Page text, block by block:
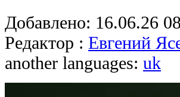
Добавлено: 16.06.26
Редактор : Евгений
another languages: uk